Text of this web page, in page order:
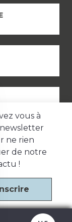
vous à
ne rien
de notre
!